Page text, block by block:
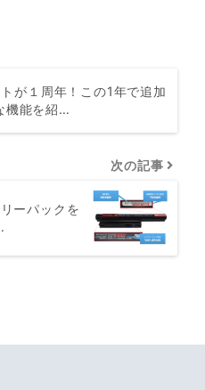
が１周年！この1年で追加
機能を紹…
次の記事
ーパックを